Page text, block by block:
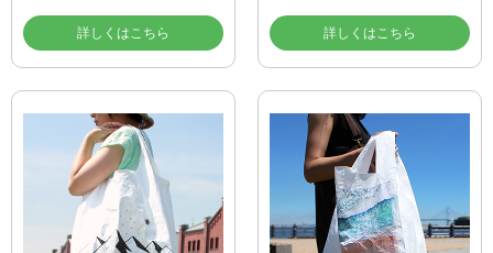
詳しくはこちら 詳しくはこちら